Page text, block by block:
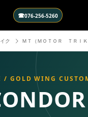
☎076-256-5260
ク ＭＴ（ＭＯＴＯＲ ＴＲＩ
/ GOLD WING